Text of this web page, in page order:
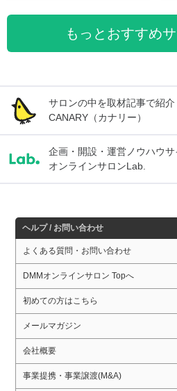
もっとおすすめ
サロンの中を取材記事で紹介
CANARY（カナリー）
企画・開設・運営ノウハウサ
オンラインサロンLab.
ヘルプ / お問い合わせ
よくある質問・お問い合わせ
DMMオンラインサロン Topへ
初めての方はこちら
メールマガジン
会社概要
事業提携・事業譲渡(M&A)